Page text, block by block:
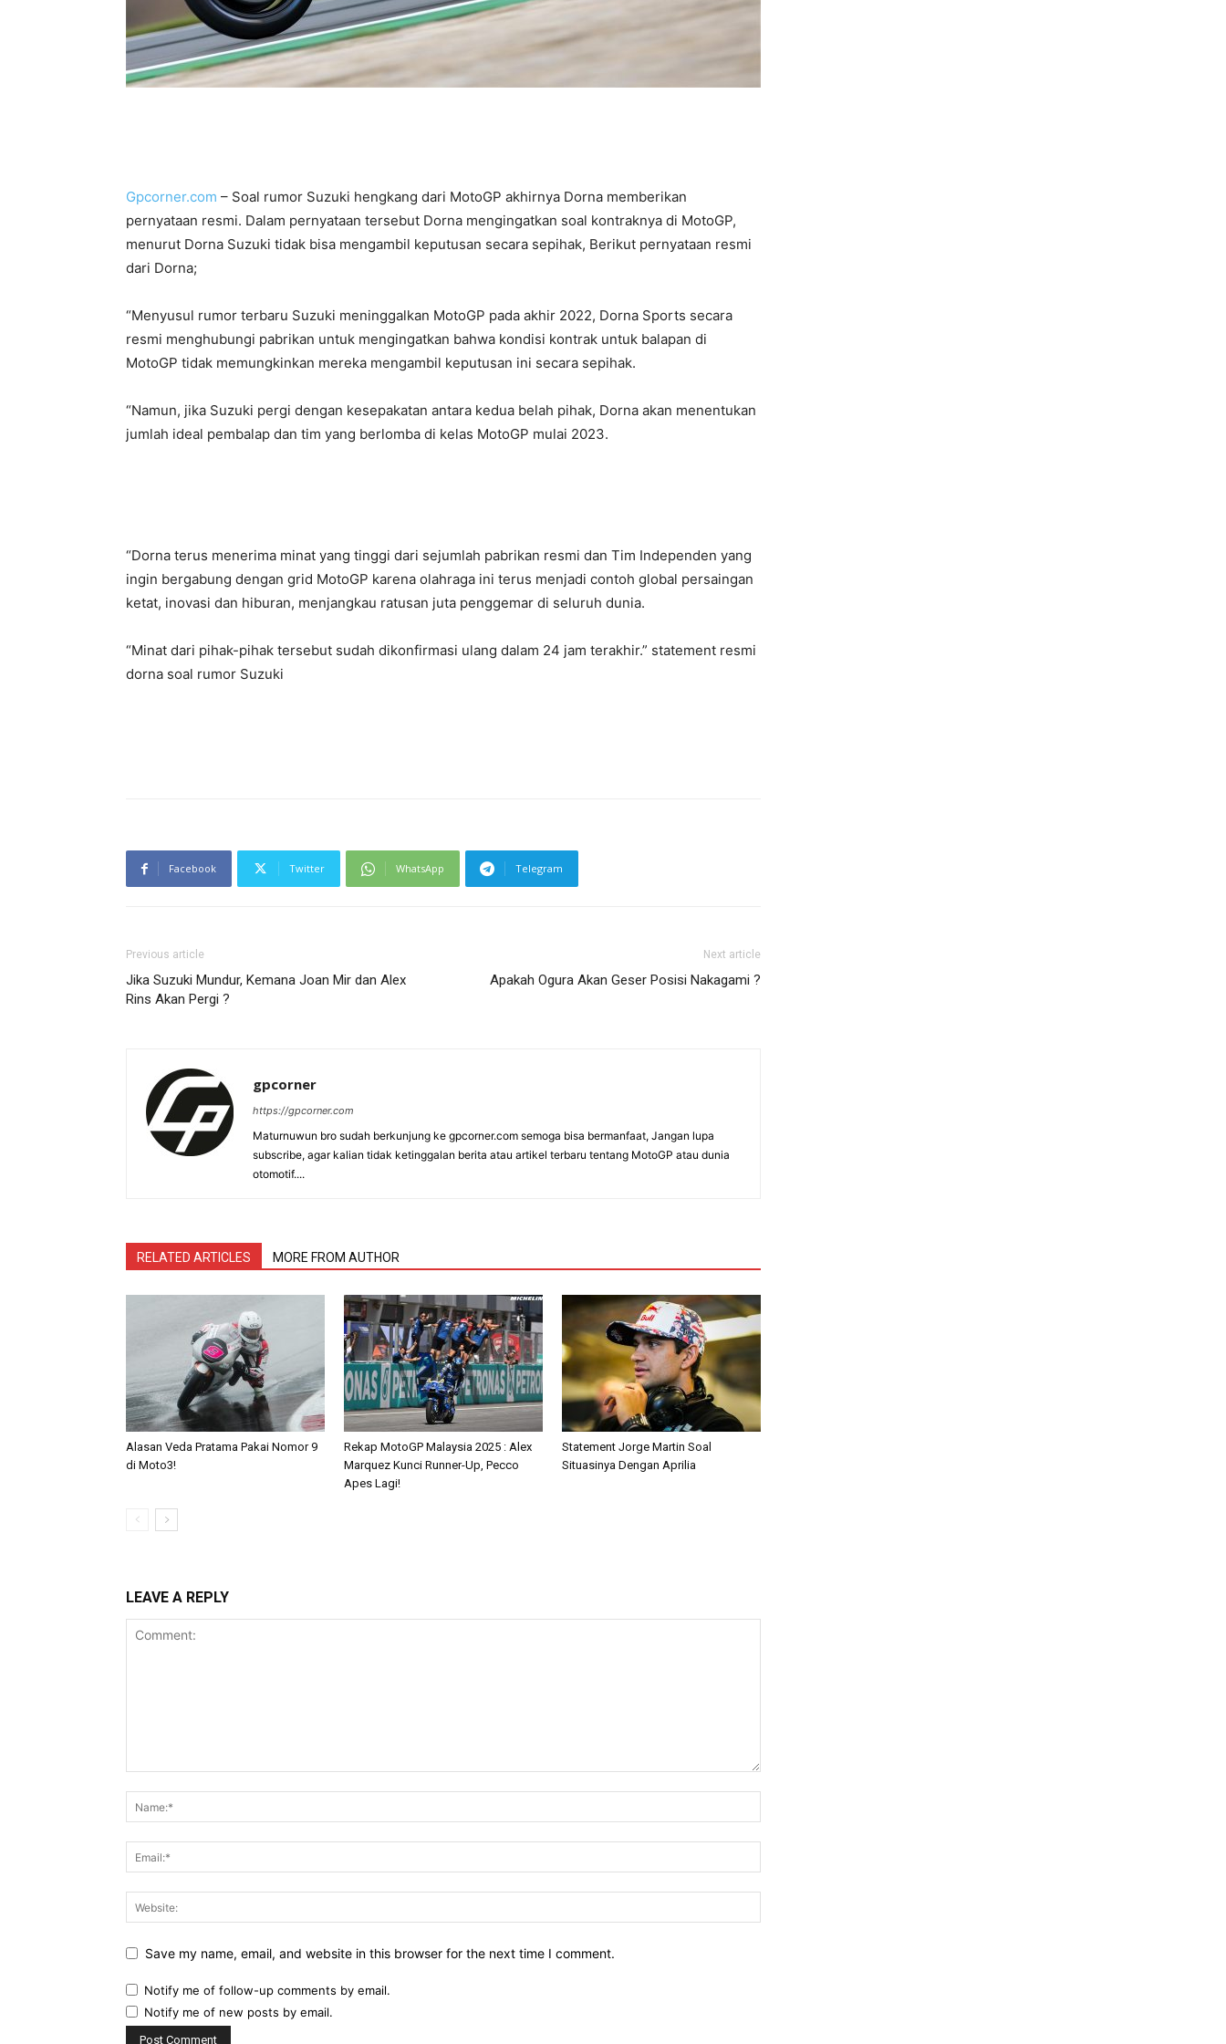
Gpcorner.com – Soal rumor Suzuki hengkang dari MotoGP akhirnya Dorna memberikan
pernyataan resmi. Dalam pernyataan tersebut Dorna mengingatkan soal kontraknya di MotoGP,
menurut Dorna Suzuki tidak bisa mengambil keputusan secara sepihak, Berikut pernyataan resmi
dari Dorna;
“Menyusul rumor terbaru Suzuki meninggalkan MotoGP pada akhir 2022, Dorna Sports secara
resmi menghubungi pabrikan untuk mengingatkan bahwa kondisi kontrak untuk balapan di
MotoGP tidak memungkinkan mereka mengambil keputusan ini secara sepihak.
“Namun, jika Suzuki pergi dengan kesepakatan antara kedua belah pihak, Dorna akan menentukan
jumlah ideal pembalap dan tim yang berlomba di kelas MotoGP mulai 2023.
“Dorna terus menerima minat yang tinggi dari sejumlah pabrikan resmi dan Tim Independen yang
ingin bergabung dengan grid MotoGP karena olahraga ini terus menjadi contoh global persaingan
ketat, inovasi dan hiburan, menjangkau ratusan juta penggemar di seluruh dunia.
“Minat dari pihak-pihak tersebut sudah dikonfirmasi ulang dalam 24 jam terakhir.” statement resmi
dorna soal rumor Suzuki
Facebook Twitter WhatsApp Telegram
Previous article
Jika Suzuki Mundur, Kemana Joan Mir dan Alex
Rins Akan Pergi ?
Next article
Apakah Ogura Akan Geser Posisi Nakagami ?
gpcorner
https://gpcorner.com
Maturnuwun bro sudah berkunjung ke gpcorner.com semoga bisa bermanfaat, Jangan lupa
subscribe, agar kalian tidak ketinggalan berita atau artikel terbaru tentang MotoGP atau dunia
otomotif....
RELATED ARTICLES MORE FROM AUTHOR
Alasan Veda Pratama Pakai Nomor 9
di Moto3!
Rekap MotoGP Malaysia 2025 : Alex
Marquez Kunci Runner-Up, Pecco
Apes Lagi!
Statement Jorge Martin Soal
Situasinya Dengan Aprilia
LEAVE A REPLY
Save my name, email, and website in this browser for the next time I comment.
Notify me of follow-up comments by email.
Notify me of new posts by email.